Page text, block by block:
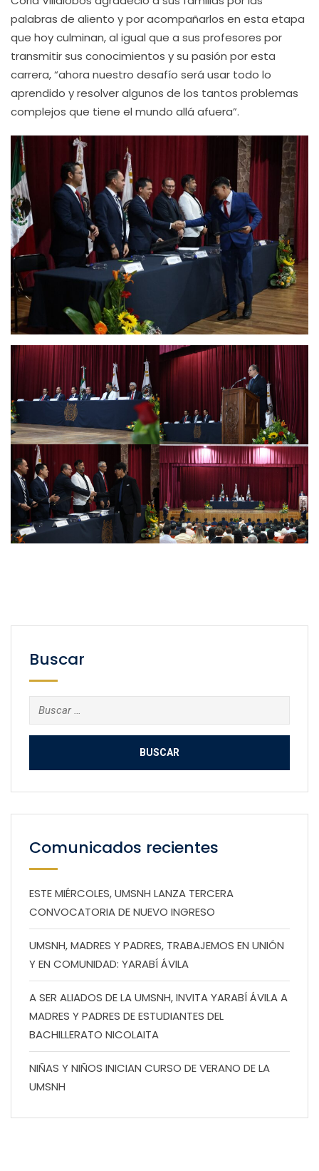
palabras de aliento y por acompañarlos en esta etapa
que hoy culminan, al igual que a sus profesores por
transmitir sus conocimientos y su pasión por esta
carrera, “ahora nuestro desafío será usar todo lo
aprendido y resolver algunos de los tantos problemas
complejos que tiene el mundo allá afuera”.
Buscar
Buscar:
Comunicados recientes
ESTE MIÉRCOLES, UMSNH LANZA TERCERA
CONVOCATORIA DE NUEVO INGRESO
UMSNH, MADRES Y PADRES, TRABAJEMOS EN UNIÓN
Y EN COMUNIDAD: YARABÍ ÁVILA
A SER ALIADOS DE LA UMSNH, INVITA YARABÍ ÁVILA A
MADRES Y PADRES DE ESTUDIANTES DEL
BACHILLERATO NICOLAITA
NIÑAS Y NIÑOS INICIAN CURSO DE VERANO DE LA
UMSNH